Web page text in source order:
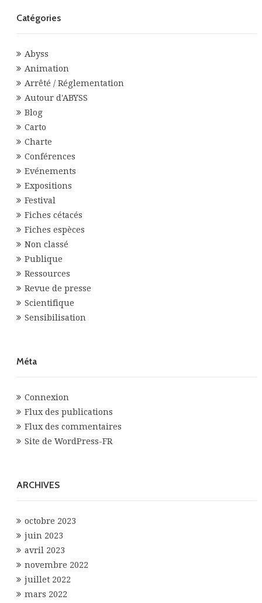
Catégories
Abyss
Animation
Arrêté / Réglementation
Autour d'ABYSS
Blog
Carto
Charte
Conférences
Evénements
Expositions
Festival
Fiches cétacés
Fiches espèces
Non classé
Publique
Ressources
Revue de presse
Scientifique
Sensibilisation
Méta
Connexion
Flux des publications
Flux des commentaires
Site de WordPress-FR
ARCHIVES
octobre 2023
juin 2023
avril 2023
novembre 2022
juillet 2022
mars 2022